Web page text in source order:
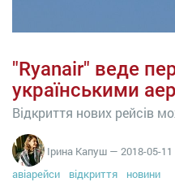
"Ryanair" веде
українськими
Відкриття нових рейсів
Ірина Капуш — 2018-05-11
авіарейси
відкриття новини